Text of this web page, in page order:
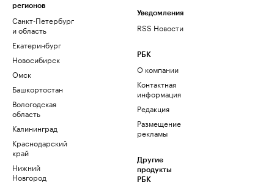
регионов
Санкт-Петербург
и область
Екатеринбург
Новосибирск
Омск
Башкортостан
Вологодская
область
Калининград
Краснодарский
край
Нижний
Новгород
Уведомления
RSS Новости
РБК
О компании
Контактная
информация
Редакция
Размещение
рекламы
Другие
продукты
РБК